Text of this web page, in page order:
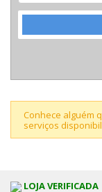
Conhece alguém
serviços
LOJA VERIFICADA